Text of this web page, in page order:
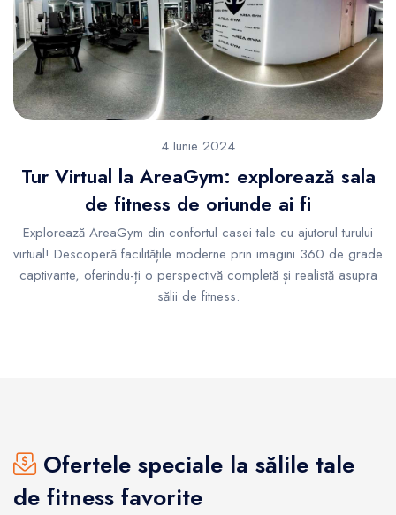
4 Iunie 2024
Tur Virtual la AreaGym: explorează sala
de fitness de oriunde ai fi
Explorează AreaGym din confortul casei tale cu ajutorul turului
virtual! Descoperă facilitățile moderne prin imagini 360 de grade
captivante, oferindu-ți o perspectivă completă și realistă asupra
sălii de fitness.
Ofertele speciale la sălile tale
de fitness favorite